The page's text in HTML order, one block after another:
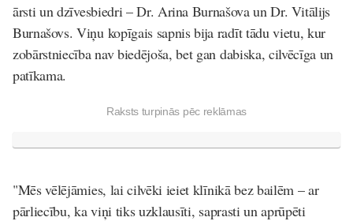
ārsti un dzīvesbiedri –Dr. Arina BurnašovaunDr. Vitālijs
Burnašovs. Viņu kopīgais sapnis bija radīt tādu vietu, kur
zobārstniecība nav biedējoša, bet gan dabiska, cilvēcīga un
patīkama.
Raksts turpinās pēc reklāmas
"Mēs vēlējāmies, lai cilvēki ieiet klīnikā bez bailēm – ar
pārliecību, ka viņi tiks uzklausīti, saprasti un aprūpēti